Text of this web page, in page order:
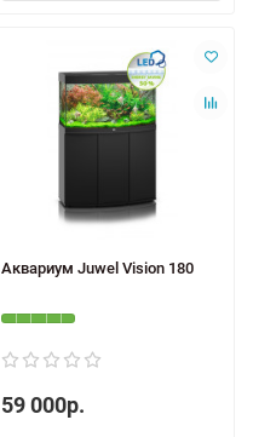
Аквариум Juwel Vision 180
59 000р.